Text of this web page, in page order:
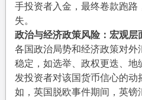
手投资者入金，最终卷款跑路
失。
政治与经济政策风险：宏观层
各国政治局势和经济政策对外
稳定，如选举、政权更迭、地
发投资者对该国货币信心的动
如，英国脱欧事件期间，英